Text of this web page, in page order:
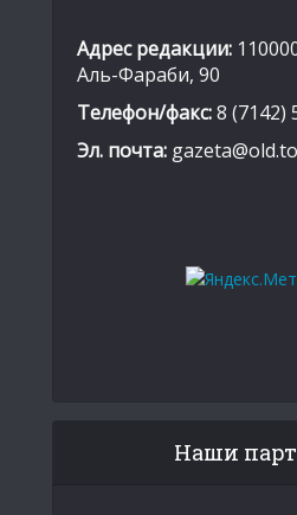
Адрес редакции:
Аль-Фараби, 90
Телефон/факс:8 (7142)
Эл. почта:
Наши